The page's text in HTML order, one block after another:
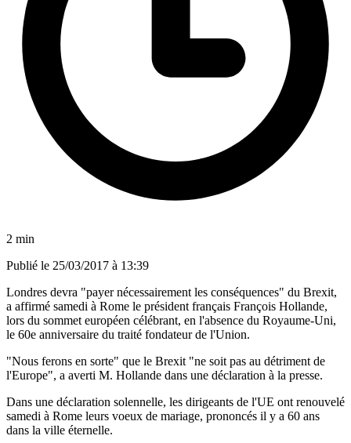
2 min
Publié le 25/03/2017 à 13:39
Londres devra "payer nécessairement les conséquences" du Brexit,
a affirmé samedi à Rome le président français François Hollande,
lors du sommet européen célébrant, en l'absence du Royaume-Uni,
le 60e anniversaire du traité fondateur de l'Union.
"Nous ferons en sorte" que le Brexit "ne soit pas au détriment de
l'Europe", a averti M. Hollande dans une déclaration à la presse.
Dans une déclaration solennelle, les dirigeants de l'UE ont renouvelé
samedi à Rome leurs voeux de mariage, prononcés il y a 60 ans
dans la ville éternelle.